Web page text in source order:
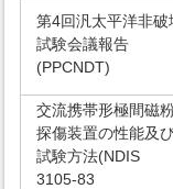
第4回汎太平洋非破
試験会議報告
(PPCNDT)
交流携帯形極間磁
探傷装置の性能及
試験方法(NDIS
3105-83